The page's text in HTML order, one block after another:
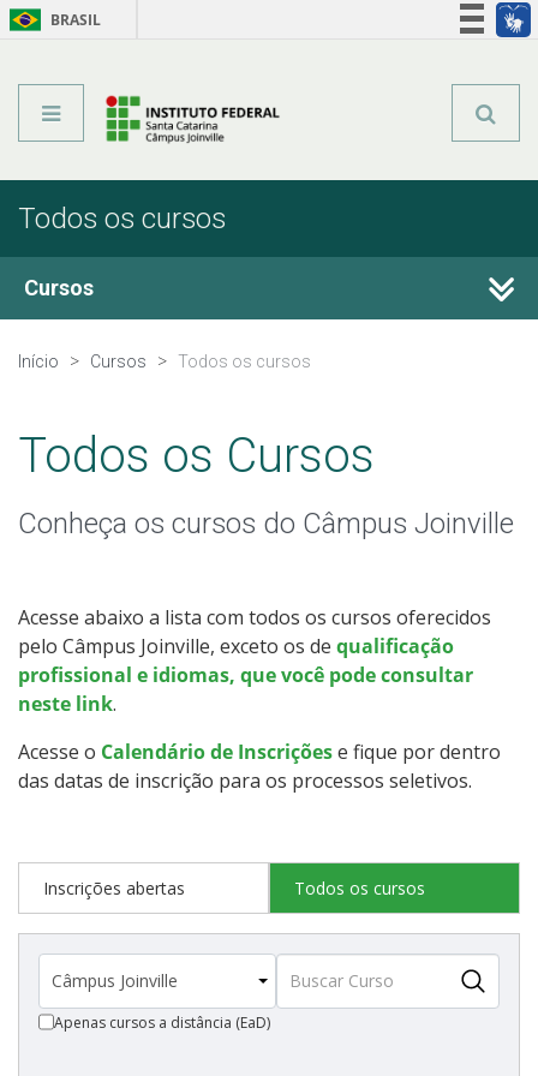
BRASIL
Todos os cursos
Cursos
Técnicos Integrados
Técnicos Subsequentes
Qualificação Profissional e Idiomas
Especialização
Todos os cursos
Processo de Inscrição
Resultados
Resultados Vagas Remanescentes
Início Cursos Todos os cursos
Todos os Cursos
Conheça os cursos do Câmpus Joinville
Acesse abaixo a lista com todos os cursos oferecidos
pelo Câmpus Joinville, exceto os de qualificação
profissional e idiomas, que você pode consultar
neste link.
Acesse o Calendário de Inscriçõese fique por dentro
das datas de inscrição para os processos seletivos.
Inscrições abertas Todos os cursos
Apenas cursos a distância (EaD)